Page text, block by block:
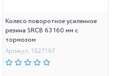
Колесо поворотное усиленное
резина SRCB 63 160 мм с
тормозом
Артикул: 1027197